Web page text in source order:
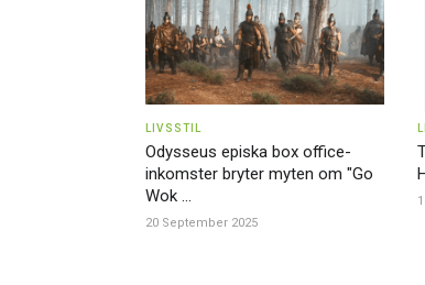
LIVSSTIL
Odysseus episka box office-
inkomster bryter myten om "Go
Wok ...
20 September 2025